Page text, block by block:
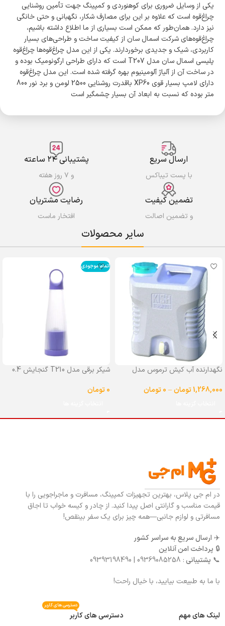
یکی از وسایل ضروری برای کوهنوردی و کمپینگ جهت تأمین روشنایی
چراغ‌قوه است که علاوه بر این برای مصارف شکار، نگهبانی و حتی خانگی
نیز دارد. همان‌طور که ممکن است بسیاری از ما اطلاع داشته باشیم،
چراغ‌قوه‌های شرکت اسمال سان از کیفیت ساخت و طراحی‌های بسیار
کاربردی، شیک و جدیدی برخوردارند. یکی از این مدل چراغ‌قوه‌ها چراغ‌قوه
پلیسی اسمال سان مدل T207 است که دارای طراحی ارگونومیک بوده و
در ساخت آن از آلیاژ آلومینیوم بهره گرفته شده است. این مدل چراغ‌قوه
دارای لامپ بسیار قوی XP60 باقدرت روشنایی 2500 لومن و برد نور 800
متر بوده که نسبت به ابعاد آن بسیار چشمگیر است
ارسال سریع
با پست تیباکس
پشتیبانی ۲۴ ساعته
و ۷ روز هفته
تضمین کیفیت
و تضمین اصالت
رضایت مشتریان
افتخار ماست
سایر محصولات
نگهدارنده آب کیش ترموس مدل
1,268,000تومان–
0تومان
اتمام موجودی
شیکر برقی مدل T210 گنجایش 0.4
0تومان
در ام جی پلاس، بهترین تجهیزات کمپینگ، مسافرت و ماجراجویی را با
قیمت مناسب و گارانتی اصل پیدا کنید. از چادر و کیسه خواب تا اجاق
مسافرتی و لوازم جانبی—همه چیز برای یک سفر بینقص!
✈️ ارسال سریع به سراسر کشور
🔒 پرداخت امن آنلاین
📞 پشتیبانی: 09369085258 | 09393198490
با ما به طبیعت بیایید، با خیال راحت!
لینک های مهم
دسترسی های کاربر
دسترسی های کاربر